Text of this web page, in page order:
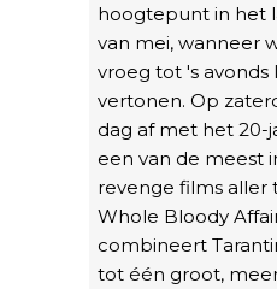
hoogtepunt in het
van mei, wanneer
vroeg tot 's
vertonen. Op
dag af met het 20-
een van de meest
revenge films aller
Whole Bloody
combineert
tot één groot,